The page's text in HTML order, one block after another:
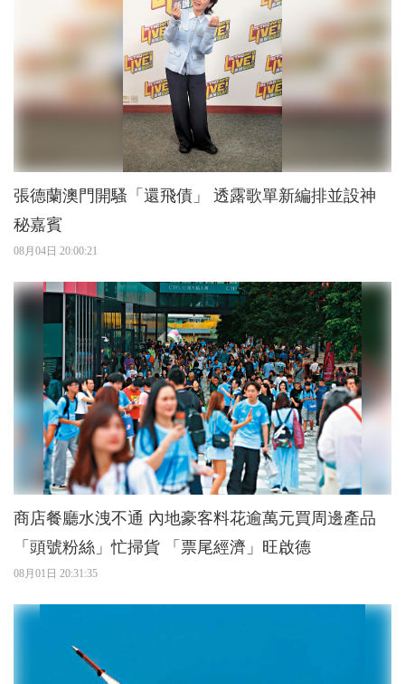
張德蘭澳門開騷「還飛債」 透露歌單新編排並設神
秘嘉賓
08月04日 20:00:21
商店餐廳水洩不通 內地豪客料花逾萬元買周邊產品
「頭號粉絲」忙掃貨 「票尾經濟」旺啟德
08月01日 20:31:35